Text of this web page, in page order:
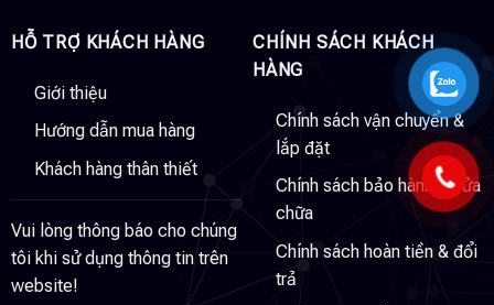
HỖ TRỢ KHÁCH HÀNG
Giới thiệu
Hướng dẫn mua hàng
Khách hàng thân thiết
Vui lòng thông báo cho chúng
tôi khi sử dụng thông tin trên
website!
CHÍNH SÁCH KHÁCH
HÀNG
Chính sách vận chuyển &
lắp đặt
Chính sách bảo hành & sửa
chữa
Chính sách hoàn tiền & đổi
trả